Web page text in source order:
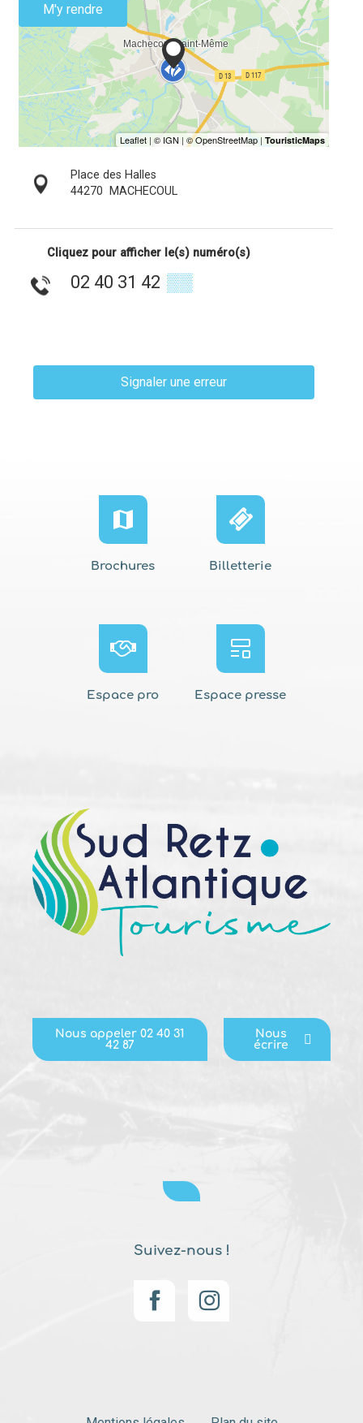
M'y rendre
Place des Halles
44270
MACHECOUL
Cliquez pour afficher le(s) numéro(s)
02 40 31 42 ▒▒
Signaler une erreur
Brochures Billetterie
Espace pro Espace presse
Nous appeler 02 40 31
42 87
Nous
écrire
Suivez-nous !